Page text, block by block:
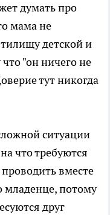
думать про
мама не
детской и
"он ничего не
тут никогда
ситуации
что требуются
вместе
младенце, потому
друг